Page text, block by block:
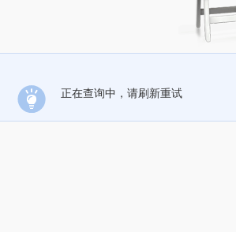
正在查询中，请刷新重试